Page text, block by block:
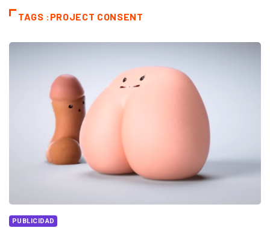
TAGS :PROJECT CONSENT
PUBLICIDAD